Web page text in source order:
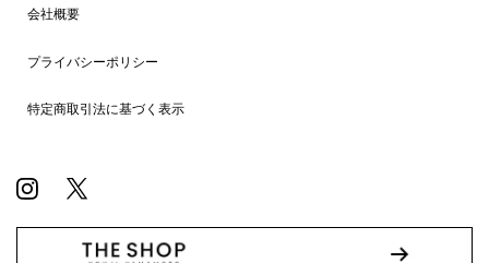
会社概要
プライバシーポリシー
特定商取引法に基づく表示